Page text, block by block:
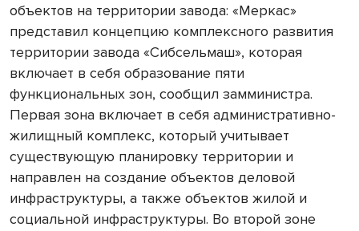
объектов на территории завода: «Меркас»
представил концепцию комплексного развития
территории завода «Сибсельмаш», которая
включает в себя образование пяти
функциональных зон, сообщил замминистра.
Первая зона включает в себя административно-
жилищный комплекс, который учитывает
существующую планировку территории и
направлен на создание объектов деловой
инфраструктуры, а также объектов жилой и
социальной инфраструктуры. Во второй зоне